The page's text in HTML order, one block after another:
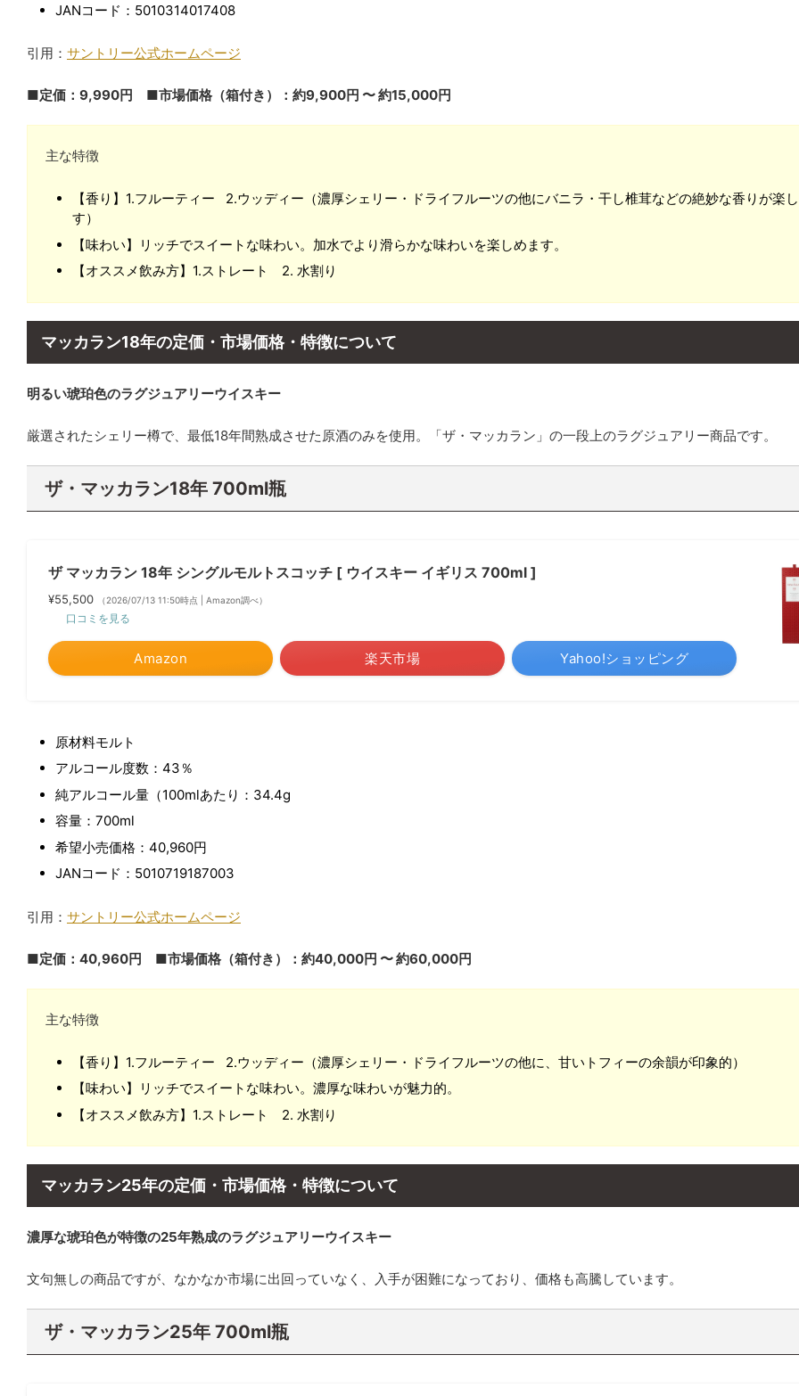
JANコード：5010314017408
引用： サントリー公式ホームページ
■定価：9,990円 ■市場価格（箱付き）：約9,900円 〜 約15,000円
主な特徴
【香り】1.フルーティー 2.ウッディー（濃厚シェリー・ドライフルーツの他にバニラ・干し椎茸などの絶妙な香りが楽
す）
【味わい】リッチでスイートな味わい。加水でより滑らかな味わいを楽しめます。
【オススメ飲み方】1.ストレート 2. 水割り
マッカラン18年の定価・市場価格・特徴について
明るい琥珀色のラグジュアリーウイスキー
厳選されたシェリー樽で、最低18年間熟成させた原酒のみを使用。「ザ・マッカラン」の一段上のラグジュアリー商品です。
ザ・マッカラン18年 700ml瓶
ザ マッカラン 18年 シングルモルトスコッチ [ ウイスキー イギリス 700ml ]
¥55,500 （2026/07/13 11:50時点 | Amazon調べ）
口コミを見る
Amazon 楽天市場 Yahoo!ショッピング
原材料モルト
アルコール度数：43％
純アルコール量（100mlあたり：34.4g
容量：700ml
希望小売価格：40,960円
JANコード：5010719187003
引用： サントリー公式ホームページ
■定価：40,960円 ■市場価格（箱付き）：約40,000円 〜 約60,000円
主な特徴
【香り】1.フルーティー 2.ウッディー（濃厚シェリー・ドライフルーツの他に、甘いトフィーの余韻が印象的）
【味わい】リッチでスイートな味わい。濃厚な味わいが魅力的。
【オススメ飲み方】1.ストレート 2. 水割り
マッカラン25年の定価・市場価格・特徴について
濃厚な琥珀色が特徴の25年熟成のラグジュアリーウイスキー
文句無しの商品ですが、なかなか市場に出回っていなく、入手が困難になっており、価格も高騰しています。
ザ・マッカラン25年 700ml瓶